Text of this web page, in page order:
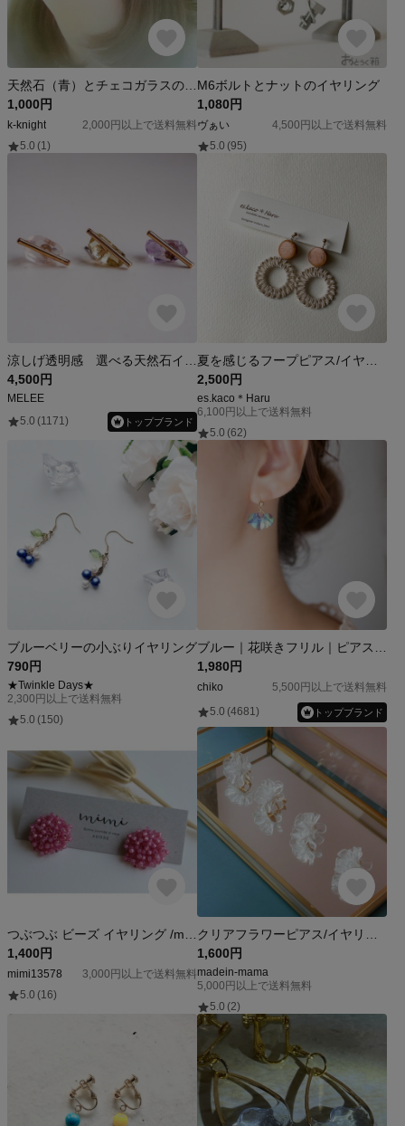
1,000円
k-knight
2,000円以上で送料無料
5.0 (1)
M6ボルトとナットの‪イヤリング
1,080円
ヴぁい
4,500円以上で送料無料
5.0 (95)
4,500円
MELEE
5.0 (1171) トップブランド
2,500円
es.kaco＊Haru
6,100円以上で送料無料
5.0 (62)
ブルーベリーの小ぶりイヤリング
790円
★Twinkle Days★
2,300円以上で送料無料
5.0 (150)
1,980円
chiko
5,500円以上で送料無料
5.0 (4681) トップブランド
1,400円
mimi13578
3,000円以上で送料無料
5.0 (16)
1,600円
madein-mama
5,000円以上で送料無料
5.0 (2)